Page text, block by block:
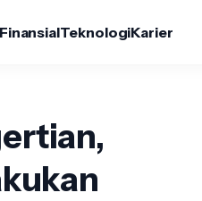
TeknologiKarier